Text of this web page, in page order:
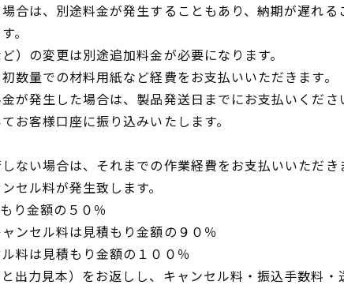
合は、別途料金が発生することもあり、納期が遅れる
。
）の変更は別途追加料金が必要になります。
数量での材料用紙など経費をお支払いいただきます。
が発生した場合は、製品発送日までにお支払いくださ
お客様口座に振り込みいたします。
ない場合は、それまでの作業経費をお支払いいただき
セル料が発生致します。
り金額の５０％
ンセル料は見積もり金額の９０％
料は見積もり金額の１００％
出力見本）をお返しし、キャンセル料・振込手数料